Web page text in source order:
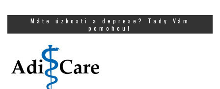
Máte úzkosti a deprese? Tady Vám
pomohou!